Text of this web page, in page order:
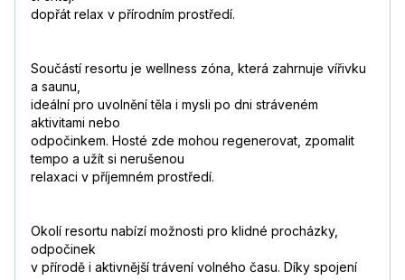
dopřát relax v přírodním prostředí.
Součástí resortu je wellness zóna, která zahrnuje vířivku
a saunu,
ideální pro uvolnění těla i mysli po dni stráveném
aktivitami nebo
odpočinkem. Hosté zde mohou regenerovat, zpomalit
tempo a užít si nerušenou
relaxaci v příjemném prostředí.
Okolí resortu nabízí možnosti pro klidné procházky,
odpočinek
v přírodě i aktivnější trávení volného času. Díky spojení